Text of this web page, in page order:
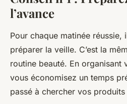
l’avance
Pour chaque matinée réussie,
préparer la veille. C’est la
routine beauté. En organisant
vous économisez un temps
passé à chercher vos produits